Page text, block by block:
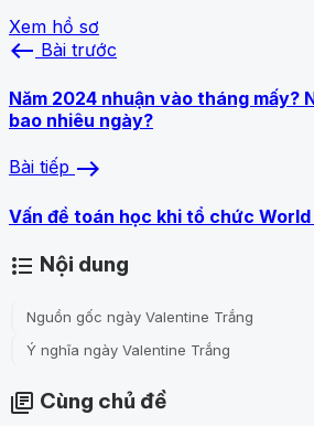
Xem hồ sơ
west Bài trước
Năm 2024 nhuận vào tháng mấy?
bao nhiêu ngày?
Bài tiếp east
Vấn đề toán học khi tổ chức
format_list_bulleted Nội dung
Nguồn gốc ngày Valentine Trắng
Ý nghĩa ngày Valentine Trắng
library_books Cùng chủ đề